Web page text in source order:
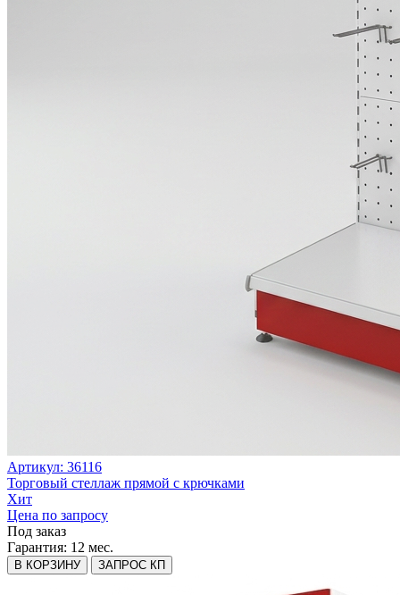
Артикул: 36116
Торговый стеллаж прямой с крючками
Хит
Цена по запросу
Под заказ
Гарантия: 12 мес.
В КОРЗИНУ ЗАПРОС КП